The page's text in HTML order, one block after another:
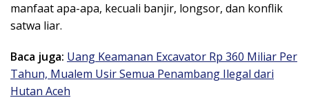
manfaat apa-apa, kecuali banjir, longsor, dan konflik
satwa liar.
Baca juga: Uang Keamanan Excavator Rp 360 Miliar Per
Tahun, Mualem Usir Semua Penambang Ilegal dari
Hutan Aceh